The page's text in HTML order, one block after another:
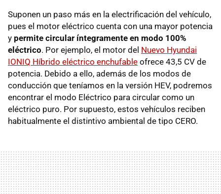
Suponen un paso más en la electrificación del vehículo,
pues el motor eléctrico cuenta con una mayor potencia
y permite circular íntegramente en modo 100%
eléctrico. Por ejemplo, el motor del Nuevo Hyundai
IONIQ Híbrido eléctrico enchufable ofrece 43,5 CV de
potencia. Debido a ello, además de los modos de
conducción que teníamos en la versión HEV, podremos
encontrar el modo Eléctrico para circular como un
eléctrico puro. Por supuesto, estos vehículos reciben
habitualmente el distintivo ambiental de tipo CERO.